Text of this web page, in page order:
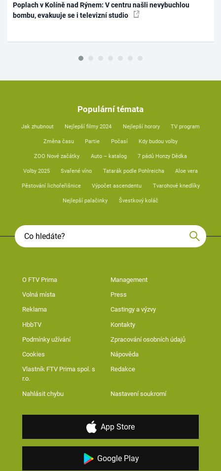
Poplach v Kolíně nad Rýnem: V centru našli nevybuchlou
bombu, evakuuje se i televizní studio
Populární témata
Jak zhubnout Nejlepší filmy 2024 Nejlepší horory TV program
Změna času Partie Počasí Kdy budou volby
ZOO Nové začátky Auto – katalog 7 pádů Honzy Dědka
Volby 2025 Svařené víno Tatarák podle Pohlreicha Aloe vera
Pěstování lichořeřišnice Výpočet ascendentu Tvarohové knedlíky
Nejlepší palačinky Švestkový koláč
O FTV Prima Management
Volná místa Press
Reklama Castingy a výzvy
HbbTV Kontakty
Podmínky užívání Zpracování osobních údajů
Cookies Nápověda
Vlastník FTV Prima spol. s
r.o.
Redakce
Nahlásit chybu Nastavení soukromí
App Store
Google Play